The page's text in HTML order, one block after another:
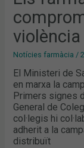
violència
Notícies farmàcia /
El Ministeri de
en marxa la
Primers signes
General de
col·legis hi
adherit a la
distribuït